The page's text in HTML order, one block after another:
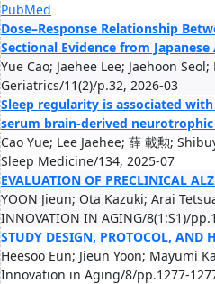
PubMed
Dose–Response Relationship
Sectional Evidence from
Yue Cao; Jaehee Lee; Jaehoon
Geriatrics/11(2)/p.32, 2026-03
Sleep regularity is associated
serum brain-derived
Cao Yue; Lee Jaehee; 薛 載勲;
Sleep Medicine/134, 2025-07
EVALUATION OF PRECLINICAL
YOON Jieun; Ota Kazuki; Arai
INNOVATION IN AGING/8(1:S1)/
STUDY DESIGN, PROTOCOL, AND
Heesoo Eun; Jieun Yoon; Mayumi
Innovation in Aging/8/pp.1277-